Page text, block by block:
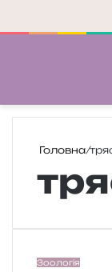
Головна/
Ч
Зоологія